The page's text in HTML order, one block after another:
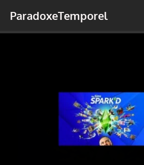
ParadoxeTemporel